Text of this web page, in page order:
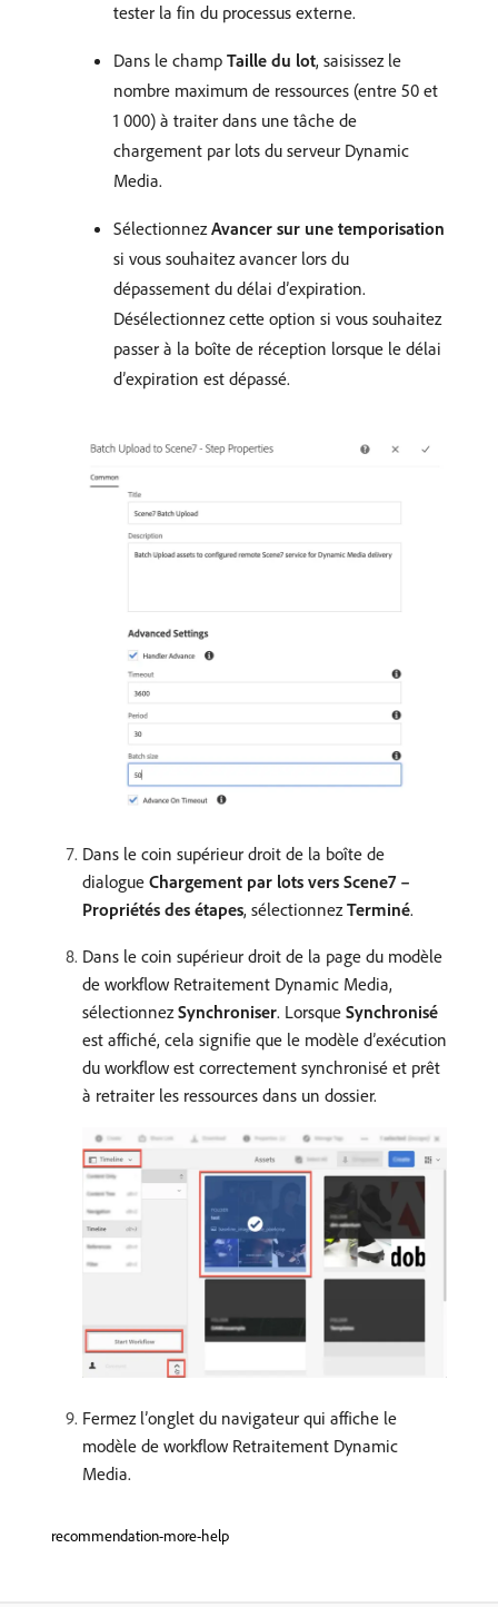
tester la fin du processus externe.
Dans le champ Taille du lot, saisissez le
nombre maximum de ressources (entre 50 et
1 000) à traiter dans une tâche de
chargement par lots du serveur Dynamic
Media.
SélectionnezAvancer sur une temporisation
si vous souhaitez avancer lors du
dépassement du délai d’expiration.
Désélectionnez cette option si vous souhaitez
passer à la boîte de réception lorsque le délai
d’expiration est dépassé.
Dans le coin supérieur droit de la boîte de
dialogue Chargement par lots vers Scene7 –
Propriétés des étapes, sélectionnezTerminé.
Dans le coin supérieur droit de la page du modèle
de workflow Retraitement Dynamic Media,
sélectionnezSynchroniser. Lorsque Synchronisé
est affiché, cela signifie que le modèle d’exécution
du workflow est correctement synchronisé et prêt
à retraiter les ressources dans un dossier.
Fermez l’onglet du navigateur qui affiche le
modèle de workflow Retraitement Dynamic
Media.
recommendation-more-help